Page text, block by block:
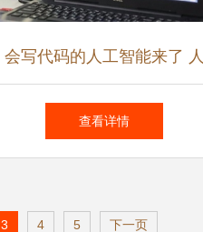
会写代码的人工智能来了 人
工智能应用软件开发的新纪元
查看详情
3 4 5 下一页